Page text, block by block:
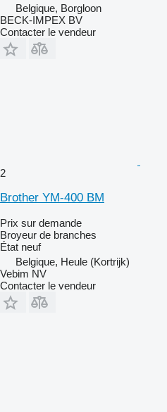
Belgique, Borgloon
BECK-IMPEX BV
Contacter le vendeur
2
Brother YM-400 BM
Prix sur demande
Broyeur de branches
État neuf
Belgique, Heule (Kortrijk)
Vebim NV
Contacter le vendeur